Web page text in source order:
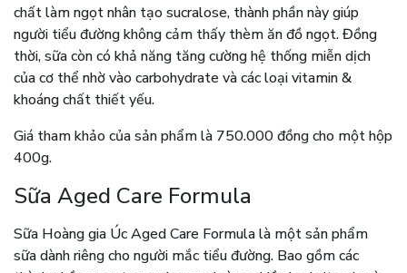
chất làm ngọt nhân tạo sucralose, thành phần này giúp
người tiểu đường không cảm thấy thèm ăn đồ ngọt. Đồng
thời, sữa còn có khả năng tăng cường hệ thống miễn dịch
của cơ thể nhờ vào carbohydrate và các loại vitamin &
khoáng chất thiết yếu.
Giá tham khảo của sản phẩm là 750.000 đồng cho một hộp
400g.
Sữa Aged Care Formula
Sữa Hoàng gia Úc Aged Care Formula là một sản phẩm
sữa dành riêng cho người mắc tiểu đường. Bao gồm các